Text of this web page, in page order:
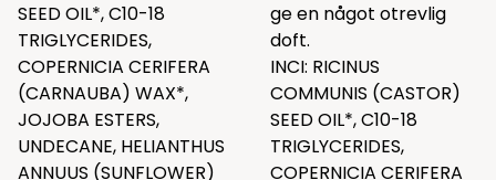
SEED OIL*, C10-18
TRIGLYCERIDES,
COPERNICIA CERIFERA
(CARNAUBA) WAX*,
JOJOBA ESTERS,
UNDECANE, HELIANTHUS
ANNUUS (SUNFLOWER)
ge en något otrevlig
doft.
INCI: RICINUS
COMMUNIS (CASTOR)
SEED OIL*, C10-18
TRIGLYCERIDES,
COPERNICIA CERIFERA